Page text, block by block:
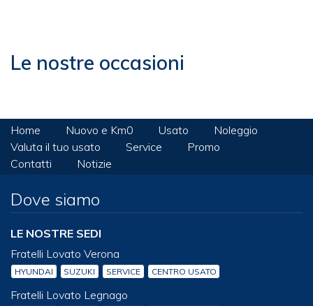
Le nostre occasioni
Home Nuovo e Km0 Usato
Noleggio
Valuta il tuo usato
Service
Promo
Contatti
Notizie
Dove siamo
LE NOSTRE SEDI
Fratelli Lovato Verona
HYUNDAI SUZUKI SERVICE CENTRO USATO
Fratelli Lovato Legnago